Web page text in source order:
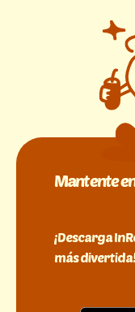
Mantente
¡Descarga
más